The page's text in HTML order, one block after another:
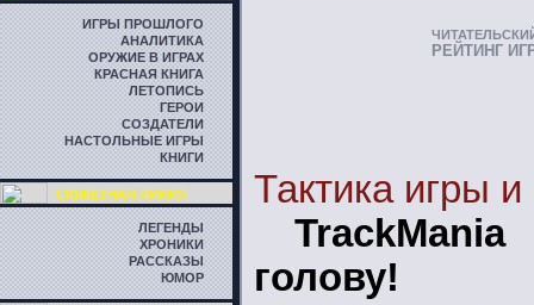
ИГРЫ ПРОШЛОГО
АНАЛИТИКА
ОРУЖИЕ В ИГРАХ
КРАСНАЯ КНИГА
ЛЕТОПИСЬ
ГЕРОИ
СОЗДАТЕЛИ
НАСТОЛЬНЫЕ ИГРЫ
КНИГИ
СЮЖЕТНАЯ ЛИНИЯ
ЛЕГЕНДЫ
ХРОНИКИ
РАССКАЗЫ
ЮМОР
РЕЙТИНГ
Тактика игры
голову!